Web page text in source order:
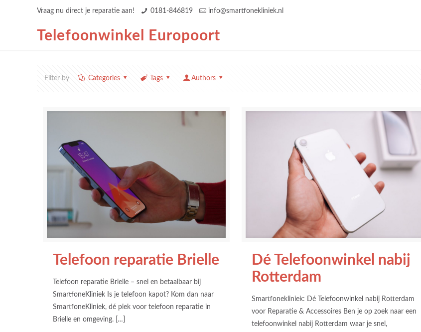
Vraag nu direct je reparatie aan! 0181-846819 info@smartfonekliniek.nl
Telefoonwinkel Europoort
Filter by Categories Tags Authors
Telefoon reparatie Brielle
Telefoon reparatie Brielle – snel en betaalbaar bij
SmartfoneKliniek Is je telefoon kapot? Kom dan naar
SmartfoneKliniek, dé plek voor telefoon reparatie in
Brielle en omgeving. […]
Dé Telefoonwinkel nabij
Rotterdam
Smartfonekliniek: Dé Telefoonwinkel nabij Rotterdam
voor Reparatie & Accessoires Ben je op zoek naar een
telefoonwinkel nabij Rotterdam waar je snel,